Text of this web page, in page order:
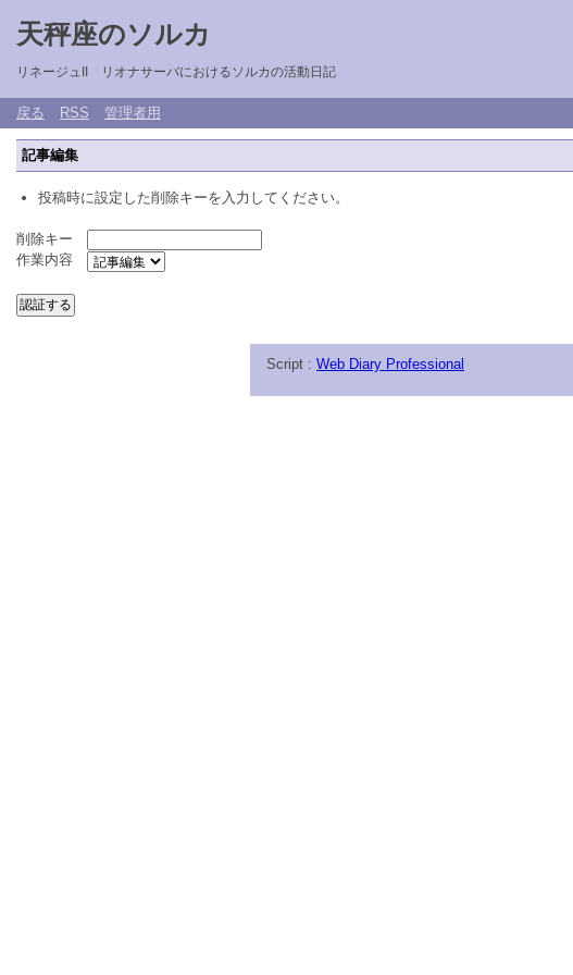
天秤座のソルカ
リネージュII リオナサーバにおけるソルカの活動日記
戻る RSS 管理者用
記事編集
投稿時に設定した削除キーを入力してください。
削除キー
作業内容
Script : Web Diary Professional